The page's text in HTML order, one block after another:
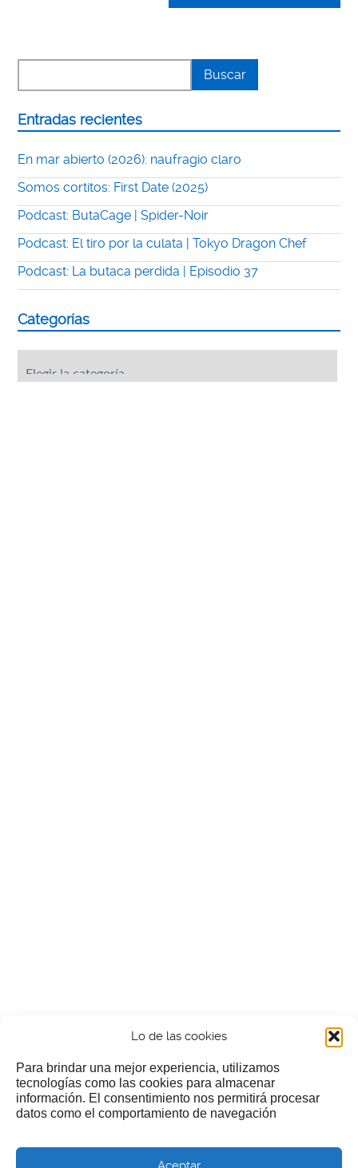
Lo de las cookies
Para brindar una mejor experiencia, utilizamos
tecnologías como las cookies para almacenar
información. El consentimiento nos permitirá procesar
datos como el comportamiento de navegación
Entradas recientes
En mar abierto (2026): naufragio claro
Somos cortitos: First Date (2025)
Podcast: ButaCage | Spider-Noir
Podcast: El tiro por la culata | Tokyo Dragon Chef
Podcast: La butaca perdida | Episodio 37
Categorías
¿Nos invitas a un cafecillo?
Si te gusta nuestra web puedes echar limosna a estos